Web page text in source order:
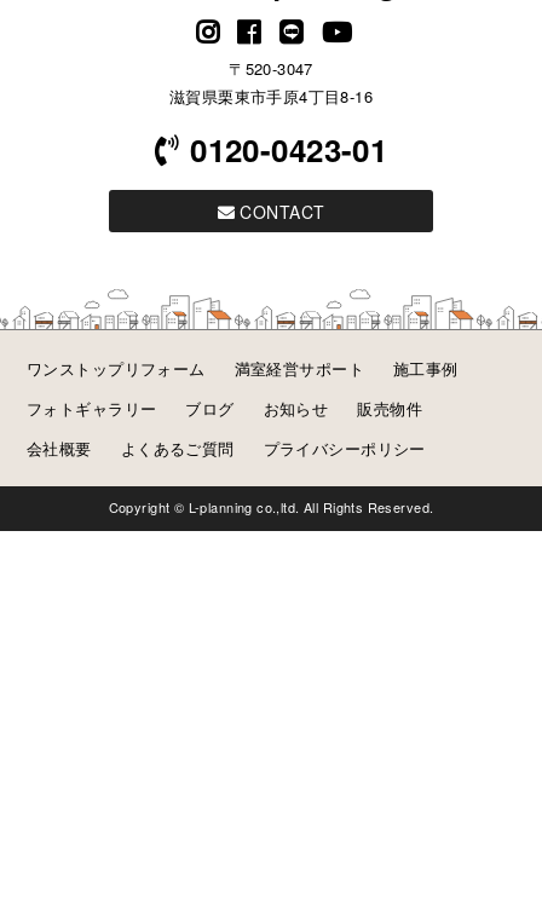
〒520-3047
滋賀県栗東市手原4丁目8-16
0120-0423-01
CONTACT
ワンストップリフォーム 満室経営サポート
施工事例
フォトギャラリー
ブログ お知らせ
販売物件
会社概要
よくあるご質問 プライバシーポリシー
Copyright © L-planning co.,ltd. All Rights Reserved.